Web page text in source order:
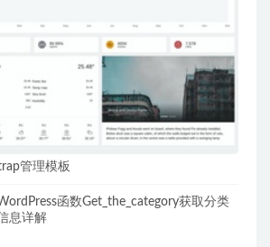
管理模板
函数Get_the_category获取分类
息详解